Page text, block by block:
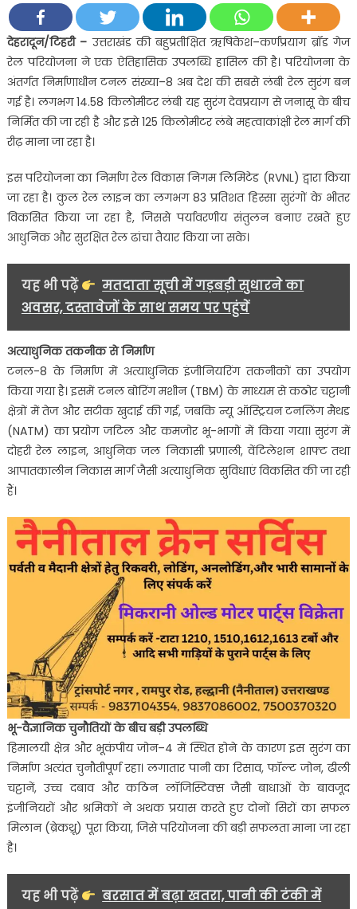
बड़ी
उपलब्धि,
टनल-8
ने
रचा
इतिहास,
रेलवे
मिली
मजबूती
देहरादून/टिहरी –उत्तराखंड की बहुप्रतीक्षित ऋषिकेश–कर्णप्रयाग ब्रॉड गेज
रेल परियोजना ने एक ऐतिहासिक उपलब्धि हासिल की है। परियोजना के
अंतर्गत निर्माणाधीन टनल संख्या–8 अब देश की सबसे लंबी रेल सुरंग बन
गई है। लगभग 14.58 किलोमीटर लंबी यह सुरंग देवप्रयाग से जनासू के बीच
निर्मित की जा रही है और इसे 125 किलोमीटर लंबे महत्वाकांक्षी रेल मार्ग की
रीढ़ माना जा रहा है।
इस परियोजना का निर्माण रेल विकास निगम लिमिटेड (RVNL) द्वारा किया
जा रहा है। कुल रेल लाइन का लगभग 83 प्रतिशत हिस्सा सुरंगों के भीतर
विकसित किया जा रहा है, जिससे पर्यावरणीय संतुलन बनाए रखते हुए
आधुनिक और सुरक्षित रेल ढांचा तैयार किया जा सके।
यह भी पढ़ें
मतदाता सूची में गड़बड़ी सुधारने का
अवसर, दस्तावेजों के साथ समय पर पहुंचें
अत्याधुनिक तकनीक से निर्माण
टनल-8 के निर्माण में अत्याधुनिक इंजीनियरिंग तकनीकों का उपयोग
किया गया है। इसमें टनल बोरिंग मशीन (TBM) के माध्यम से कठोर चट्टानी
क्षेत्रों में तेज और सटीक खुदाई की गई, जबकि न्यू ऑस्ट्रियन टनलिंग मैथड
(NATM) का प्रयोग जटिल और कमजोर भू-भागों में किया गया। सुरंग में
दोहरी रेल लाइन, आधुनिक जल निकासी प्रणाली, वेंटिलेशन शाफ्ट तथा
आपातकालीन निकास मार्ग जैसी अत्याधुनिक सुविधाएं विकसित की जा रही
हैं।
भू-वैज्ञानिक चुनौतियों के बीच बड़ी उपलब्धि
हिमालयी क्षेत्र और भूकंपीय जोन–4 में स्थित होने के कारण इस सुरंग का
निर्माण अत्यंत चुनौतीपूर्ण रहा। लगातार पानी का रिसाव, फॉल्ट जोन, ढीली
चट्टानें, उच्च दबाव और कठिन लॉजिस्टिक्स जैसी बाधाओं के बावजूद
इंजीनियरों और श्रमिकों ने अथक प्रयास करते हुए दोनों सिरों का सफल
मिलान (ब्रेकथ्रू) पूरा किया, जिसे परियोजना की बड़ी सफलता माना जा रहा
है।
यह भी पढ़ें बरसात में बढ़ा खतरा, पानी की टंकी में